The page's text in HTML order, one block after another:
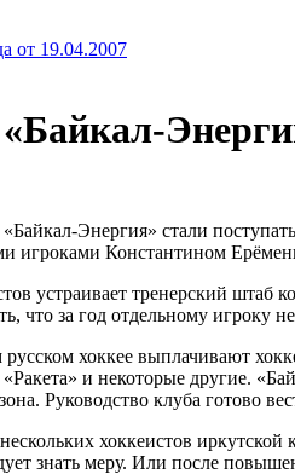
от 19.04.2007
«Байкал-Энергия» стали
игроками Константином
устраивает тренерский
что за год отдельному
хоккее выплачивают
и некоторые другие.
Руководство клуба готово
хоккеистов
знать меру. Или после